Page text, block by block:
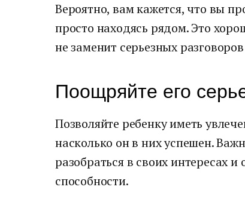
Вероятно, вам кажется, что вы
просто находясь рядом. Это
не заменит серьезных
Поощряйте его
Позволяйте ребенку иметь
насколько он в них успешен.
разобраться в своих интересах
способности.